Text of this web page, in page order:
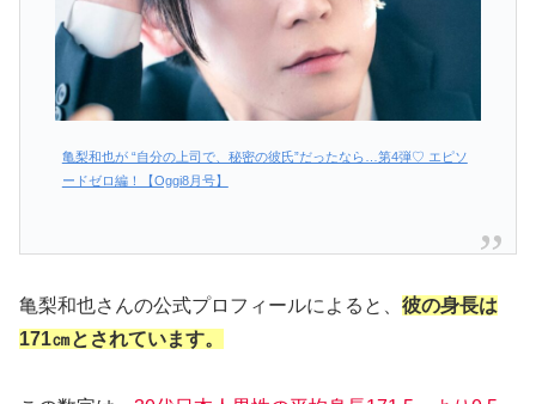
亀梨和也が “自分の上司で、秘密の彼氏”だったなら…第4弾♡ エピソ
ードゼロ編！【Oggi8月号】
亀梨和也さんの公式プロフィールによると、 彼の身長は
171㎝とされています。